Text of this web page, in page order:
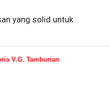
yang solid untuk
V.G. Tamburian